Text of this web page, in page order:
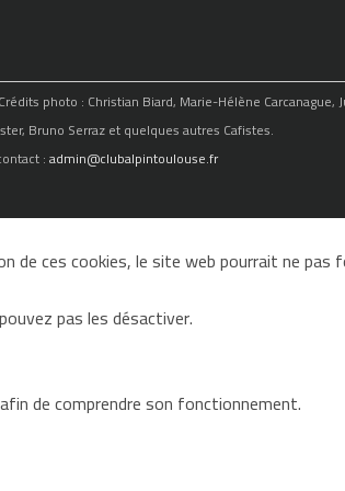
photo : Christian Biard, Marie-Hélène Carcanague,
Bruno Serraz et quelques autres Cafistes.
:admin@clubalpintoulouse.fr
de ces cookies, le site web pourrait ne
pas les désactiver.
de comprendre son fonctionnement.